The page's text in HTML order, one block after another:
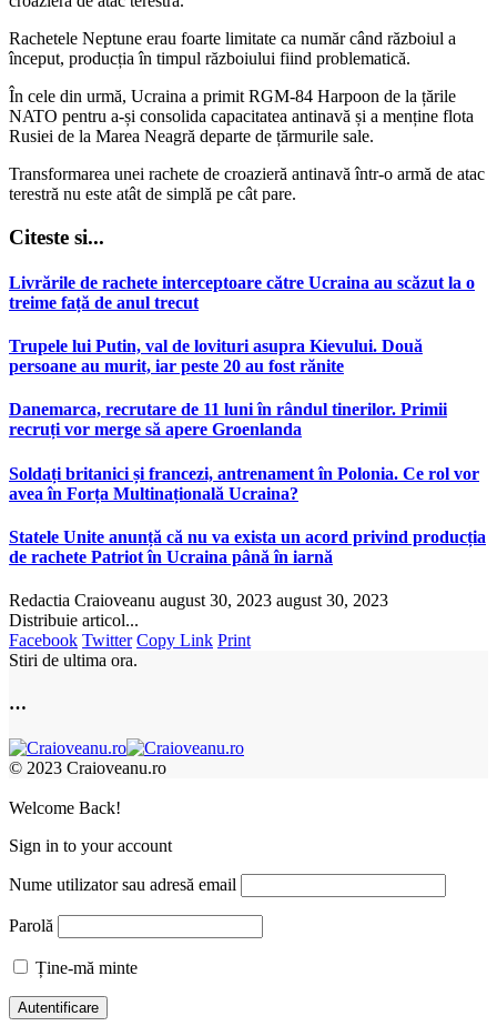
Rachetele Neptune erau foarte limitate ca număr când războiul a
început, producția în timpul războiului fiind problematică.
În cele din urmă, Ucraina a primit RGM-84 Harpoon de la țările
NATO pentru a-și consolida capacitatea antinavă și a menține flota
Rusiei de la Marea Neagră departe de țărmurile sale.
Transformarea unei rachete de croazieră antinavă într-o armă de atac
terestră nu este atât de simplă pe cât pare.
Citeste si...
Livrările de rachete interceptoare către Ucraina au scăzut la o
treime față de anul trecut
Trupele lui Putin, val de lovituri asupra Kievului. Două
persoane au murit, iar peste 20 au fost rănite
Danemarca, recrutare de 11 luni în rândul tinerilor. Primii
recruți vor merge să apere Groenlanda
Soldați britanici și francezi, antrenament în Polonia. Ce rol vor
avea în Forța Multinațională Ucraina?
Statele Unite anunță că nu va exista un acord privind producția
de rachete Patriot în Ucraina până în iarnă
Redactia Craioveanu august 30, 2023 august 30, 2023
Distribuie articol...
Facebook Twitter Copy Link Print
Stiri de ultima ora.
…
© 2023 Craioveanu.ro
Welcome Back!
Sign in to your account
Nume utilizator sau adresă email
Parolă
Ține-mă minte